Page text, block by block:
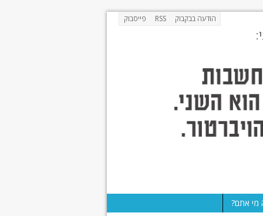
הודעה בבקבוק RSS פייסבוק
מי אתם?